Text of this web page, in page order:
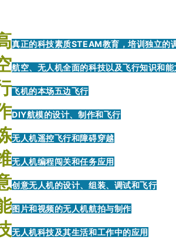
真正的科技素质STEAM教育，培训独立的
航空、无人机全面的科技以及飞行知识和能
飞机的本场五边飞行
DIY航模的设计、制作和飞行
无人机遥控飞行和障碍穿越
无人机编程闯关和任务应用
创意无人机的设计、组装、调试和飞行
图片和视频的无人机航拍与制作
无人机科技及其生活和工作中的应用